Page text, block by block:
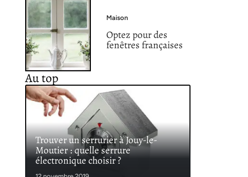
Maison
Optez pour des
fenêtres françaises
Au top
Trouver un serrurier à Jouy-le-
Moutier : quelle serrure
électronique choisir ?